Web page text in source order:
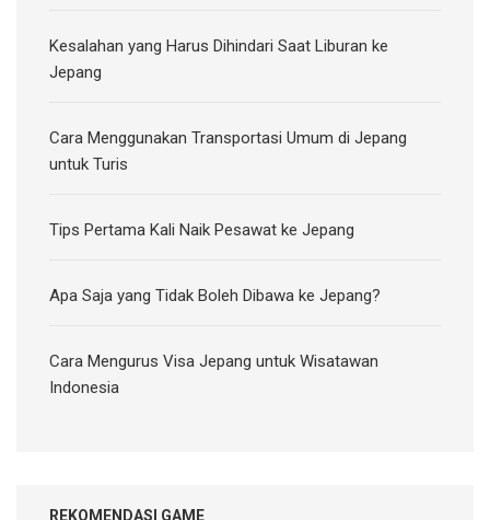
Kesalahan yang Harus Dihindari Saat Liburan ke
Jepang
Cara Menggunakan Transportasi Umum di Jepang
untuk Turis
Tips Pertama Kali Naik Pesawat ke Jepang
Apa Saja yang Tidak Boleh Dibawa ke Jepang?
Cara Mengurus Visa Jepang untuk Wisatawan
Indonesia
REKOMENDASI GAME